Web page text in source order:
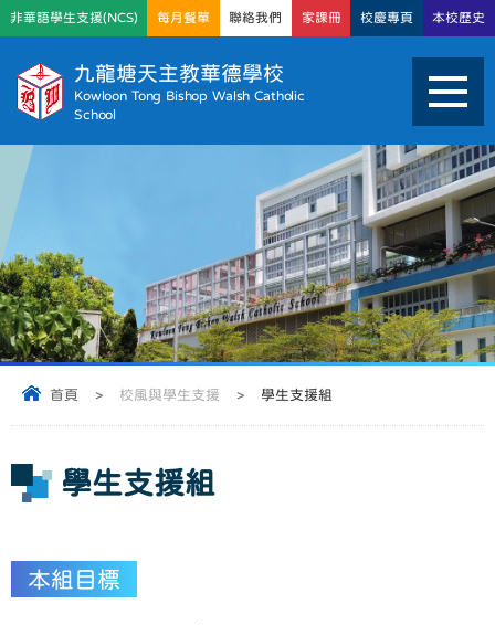
九龍塘天主教華德學校
Kowloon Tong Bishop Walsh Catholic
School
非華語學生支援(NCS) 每月餐單 聯絡我們 家課冊 校慶專頁 本校歷史
首頁 > 校風與學生支援 > 學生支援組
學生支援組
本組目標